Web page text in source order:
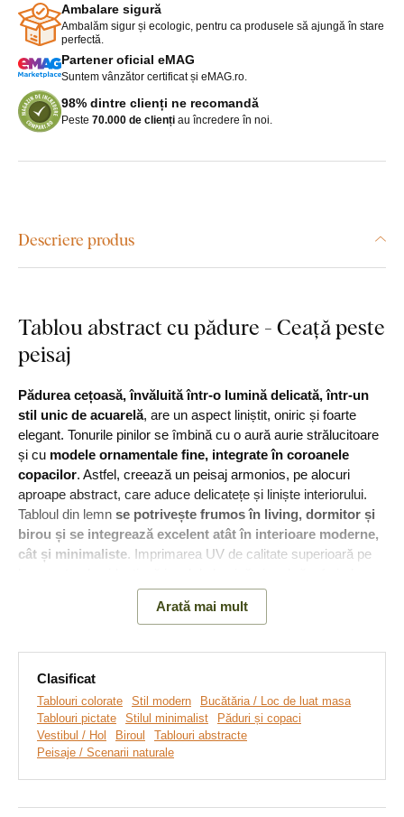
Ambalare sigură
Ambalăm sigur și ecologic, pentru ca produsele să ajungă în stare
perfectă.
Partener oficial eMAG
Suntem vânzător certificat și eMAG.ro.
98% dintre clienți ne recomandă
Peste 70.000 de clienți au încredere în noi.
Descriere produs
Tablou abstract cu pădure - Ceață peste
peisaj
Pădurea cețoasă, învăluită într-o lumină delicată, într-un
stil unic de acuarelă, are un aspect liniștit, oniric și foarte
elegant. Tonurile pinilor se îmbină cu o aură aurie strălucitoare
și cu modele ornamentale fine, integrate în coroanele
copacilor. Astfel, creează un peisaj armonios, pe alocuri
aproape abstract, care aduce delicatețe și liniște interiorului.
Tabloul din lemn se potrivește frumos în living, dormitor și
birou și se integrează excelent atât în interioare moderne,
cât și minimaliste. Imprimarea UV de calitate superioară pe
lucrării un design luxos.
al liniștii, regenerării și calmului interior. În sens real, acest
motiv amintește de echilibru, legătura cu natura și nevoia de a
încetini ritmul.
Arată mai mult
Clasificat
Tablouri colorate Stil modern
Bucătăria / Loc de luat masa
Tablouri pictate
Stilul minimalist
Păduri și copaci
Vestibul / Hol
Biroul
Tablouri abstracte
Peisaje / Scenarii naturale